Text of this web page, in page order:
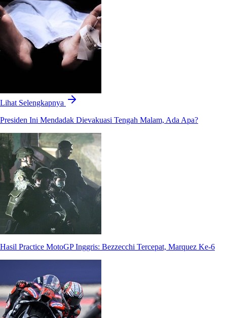
Lihat Selengkapnya
Presiden Ini Mendadak Dievakuasi Tengah Malam, Ada Apa?
Hasil Practice MotoGP Inggris: Bezzecchi Tercepat, Marquez Ke-6